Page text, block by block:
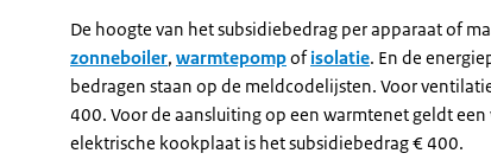
De hoogte van het subsidiebedrag per apparaat of
zonneboiler, warmtepompofisolatie. En de
bedragen staan op de meldcodelijsten. Voor
400. Voor de aansluiting op een warmtenet geldt
elektrische kookplaat is het subsidiebedrag € 400.